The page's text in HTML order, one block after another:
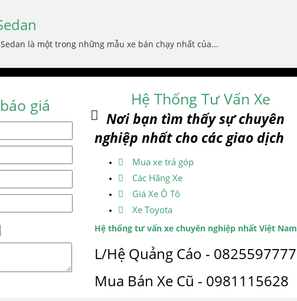
là một trong những mẫu xe bán chạy nhất của...
giá Hệ Thống Tư Vấn Xe
Nơi bạn tìm thấy sự chuyên
nghiệp nhất cho các giao dịch
Mua xe trả góp
Các Hãng Xe
Giá Xe Ô Tô
Xe Toyota
Hệ thống tư vấn xe chuyên nghiệp nhất Việt Nam
L/Hệ Quảng Cáo - 0825597777
Mua Bán Xe Cũ - 0981115628